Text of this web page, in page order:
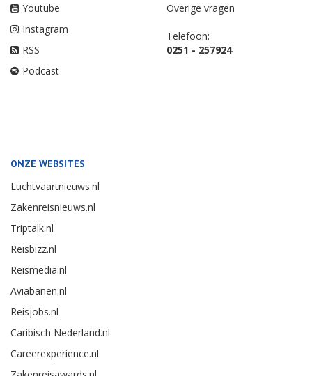
Youtube
Instagram
RSS
Podcast
Overige vragen
Telefoon:
0251 - 257924
ONZE WEBSITES
Luchtvaartnieuws.nl
Zakenreisnieuws.nl
Triptalk.nl
Reisbizz.nl
Reismedia.nl
Aviabanen.nl
Reisjobs.nl
Caribisch Nederland.nl
Careerexperience.nl